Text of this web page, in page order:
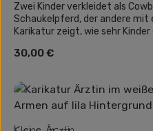
Zwei Kinder verkleidet als
Schaukelpferd, der andere mit
Karikatur zeigt, wie sehr
ihrer Kleinen in einem
Kinderzimmer!
Regulärer Preis:
30,00 €